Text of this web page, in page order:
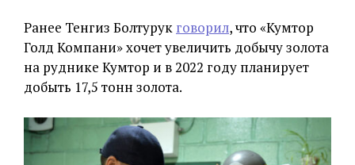
Ранее Тенгиз Болтурук говорил, что «Кумтор
Голд Компани» хочет увеличить добычу золота
на руднике Кумтор и в 2022 году планирует
добыть 17,5 тонн золота.